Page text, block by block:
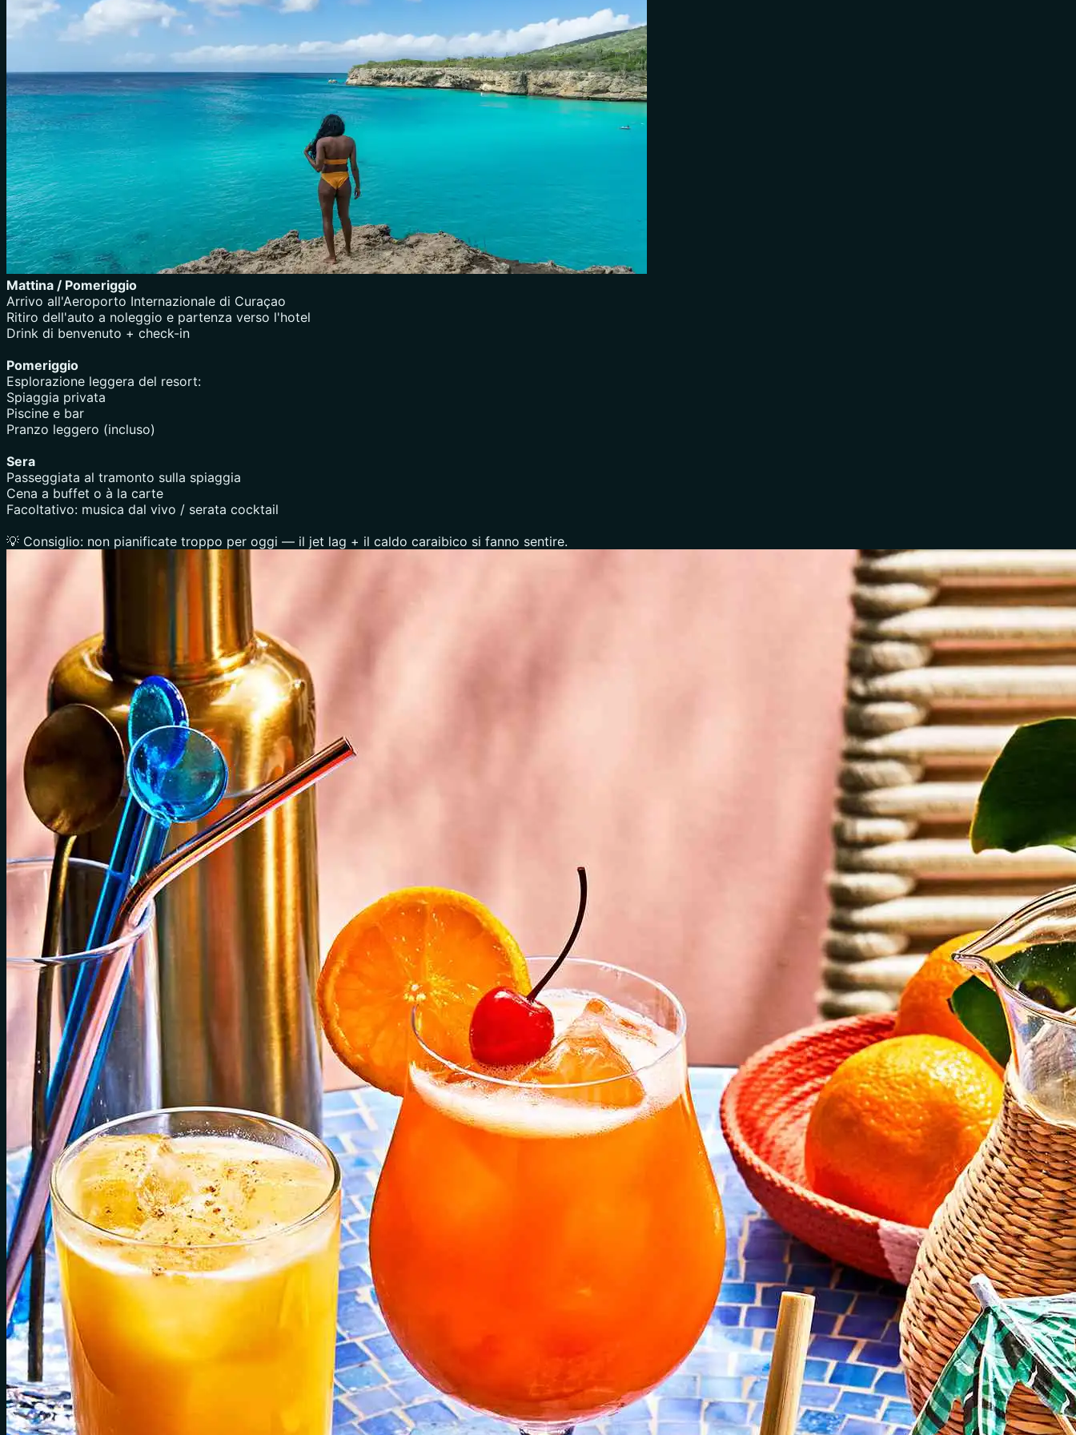
Mattina / Pomeriggio
Arrivo all'Aeroporto Internazionale di Curaçao
Ritiro dell'auto a noleggio e partenza verso l'hotel
Drink di benvenuto + check-in
Pomeriggio
Esplorazione leggera del resort:
Spiaggia privata
Piscine e bar
Pranzo leggero (incluso)
Sera
Passeggiata al tramonto sulla spiaggia
Cena a buffet o à la carte
Facoltativo: musica dal vivo / serata cocktail
💡 Consiglio: non pianificate troppo per oggi — il jet lag + il caldo caraibico si fanno sentire.